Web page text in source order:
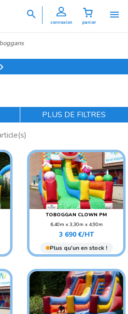

panier
connexion


PLUS DE FILTRES
TOBOGGAN CLOWN PM
6,40m x 3,30m x 4,90m
POIDS : 160 KG
AGE CONSEILLÉ : ENFANT
Prix
3 690 €/HT
Plus qu'un en stock !